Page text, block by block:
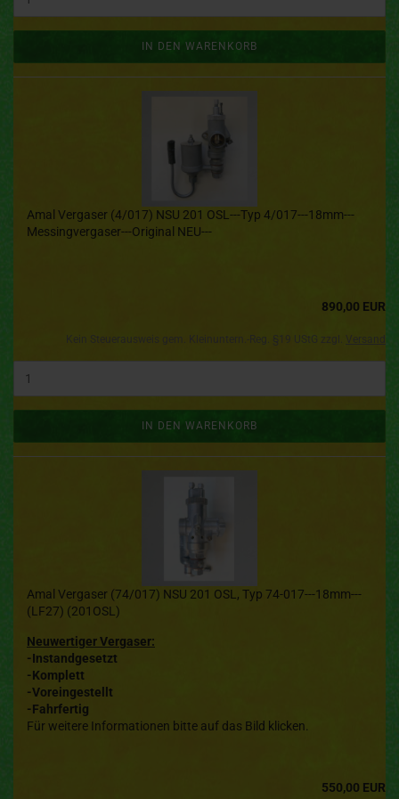
IN DEN WARENKORB
Amal Vergaser (4/017) NSU 201 OSL---Typ 4/017---18mm---
Messingvergaser---Original NEU---
890,00 EUR
IN DEN WARENKORB
Amal Vergaser (74/017) NSU 201 OSL, Typ 74-017---18mm---
(LF27) (201OSL)
Neuwertiger Vergaser:
-Instandgesetzt
-Komplett
-Voreingestellt
-Fahrfertig
Für weitere Informationen bitte auf das Bild klicken.
550,00 EUR